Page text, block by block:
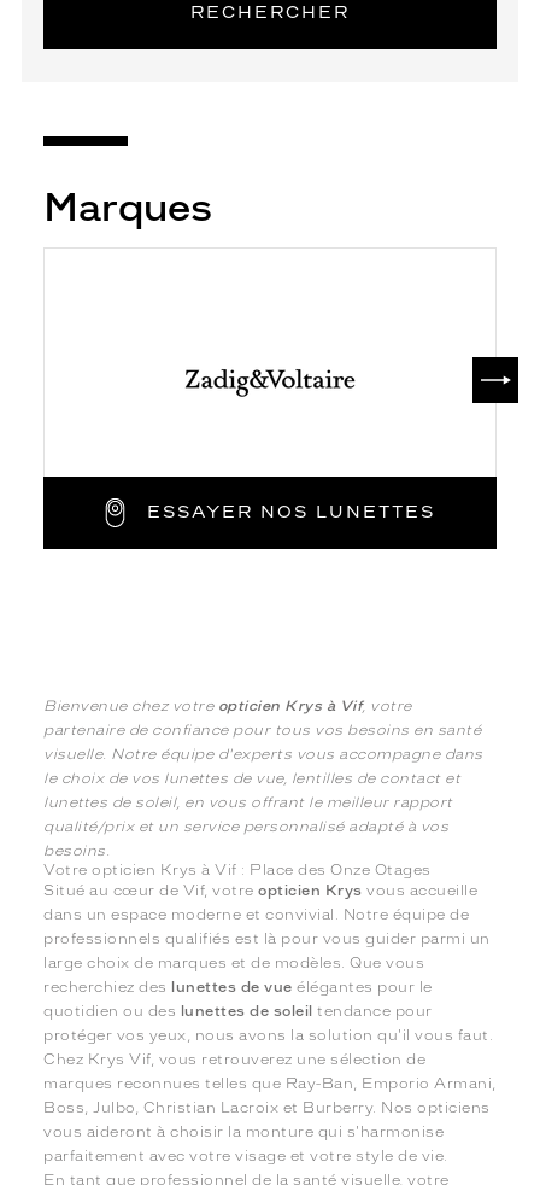
RECHERCHER
Marques
ESSAYER NOS LUNETTES
Bienvenue chez votre opticien Krys à Vif, votre
partenaire de confiance pour tous vos besoins en santé
visuelle. Notre équipe d'experts vous accompagne dans
le choix de vos lunettes de vue, lentilles de contact et
lunettes de soleil, en vous offrant le meilleur rapport
qualité/prix et un service personnalisé adapté à vos
besoins.
Votre opticien Krys à Vif : Place des Onze Otages
Situé au cœur de Vif, votreopticien Krys vous accueille
dans un espace moderne et convivial. Notre équipe de
professionnels qualifiés est là pour vous guider parmi un
large choix de marques et de modèles. Que vous
recherchiez des lunettes de vue élégantes pour le
quotidien ou des lunettes de soleil tendance pour
protéger vos yeux, nous avons la solution qu'il vous faut.
Chez Krys Vif, vous retrouverez une sélection de
marques reconnues telles que Ray-Ban, Emporio Armani,
Boss, Julbo, Christian Lacroix et Burberry. Nos opticiens
vous aideront à choisir la monture qui s'harmonise
parfaitement avec votre visage et votre style de vie.
En tant que professionnel de la santé visuelle, votre